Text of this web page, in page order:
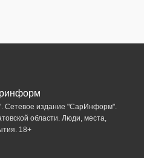
издание "СарИнформ".
области. Люди, места,
18+